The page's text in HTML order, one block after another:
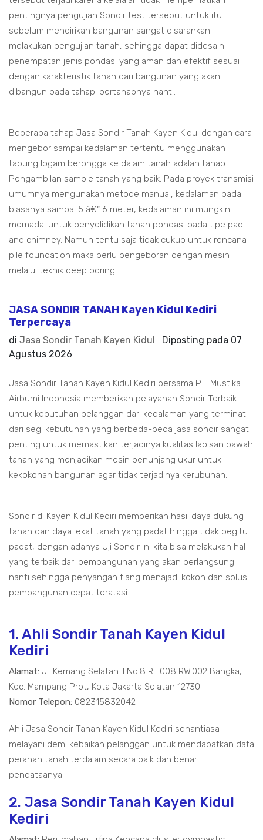
pentingnya pengujian Sondir test tersebut untuk itu
sebelum mendirikan bangunan sangat disarankan
melakukan pengujian tanah, sehingga dapat didesain
penempatan jenis pondasi yang aman dan efektif sesuai
dengan karakteristik tanah dari bangunan yang akan
dibangun pada tahap-pertahapnya nanti.
Beberapa tahap Jasa Sondir Tanah Kayen Kidul dengan cara
mengebor sampai kedalaman tertentu menggunakan
tabung logam berongga ke dalam tanah adalah tahap
Pengambilan sample tanah yang baik. Pada proyek transmisi
umumnya mengunakan metode manual, kedalaman pada
biasanya sampai 5 â€“ 6 meter, kedalaman ini mungkin
memadai untuk penyelidikan tanah pondasi pada tipe pad
and chimney. Namun tentu saja tidak cukup untuk rencana
pile foundation maka perlu pengeboran dengan mesin
melalui teknik deep boring.
JASA SONDIR TANAH Kayen Kidul Kediri
Terpercaya
di Jasa Sondir Tanah Kayen Kidul Diposting pada 07
Agustus 2026
Jasa Sondir Tanah Kayen Kidul Kediri bersama PT. Mustika
Airbumi Indonesia memberikan pelayanan Sondir Terbaik
untuk kebutuhan pelanggan dari kedalaman yang terminati
dari segi kebutuhan yang berbeda-beda jasa sondir sangat
penting untuk memastikan terjadinya kualitas lapisan bawah
tanah yang menjadikan mesin penunjang ukur untuk
kekokohan bangunan agar tidak terjadinya kerubuhan.
Sondir di Kayen Kidul Kediri memberikan hasil daya dukung
tanah dan daya lekat tanah yang padat hingga tidak begitu
padat, dengan adanya Uji Sondir ini kita bisa melakukan hal
yang terbaik dari pembangunan yang akan berlangsung
nanti sehingga penyangah tiang menajadi kokoh dan solusi
pembangunan cepat teratasi.
1. Ahli Sondir Tanah Kayen Kidul
Kediri
Alamat: Jl. Kemang Selatan II No.8 RT.008 RW.002 Bangka,
Kec. Mampang Prpt, Kota Jakarta Selatan 12730
Nomor Telepon: 082315832042
Ahli Jasa Sondir Tanah Kayen Kidul Kediri senantiasa
melayani demi kebaikan pelanggan untuk mendapatkan data
peranan tanah terdalam secara baik dan benar
pendataanya.
2. Jasa Sondir Tanah Kayen Kidul
Kediri